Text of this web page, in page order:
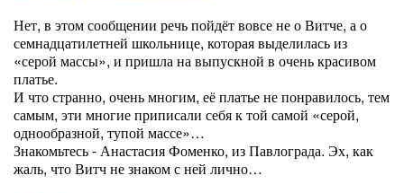
Нет, в этом сообщении речь пойдёт вовсе не о Витче, а о
семнадцатилетней школьнице, которая выделилась из
«серой массы», и пришла на выпускной в очень красивом
платье.
И что странно, очень многим, её платье не понравилось, тем
самым, эти многие приписали себя к той самой «серой,
однообразной, тупой массе»…
Знакомьтесь - Анастасия Фоменко, из Павлограда. Эх, как
жаль, что Витч не знаком с ней лично…